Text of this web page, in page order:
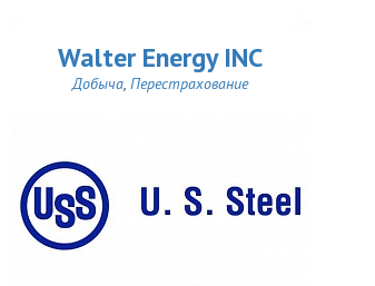
Walter Energy INC
Добыча, Перестрахование